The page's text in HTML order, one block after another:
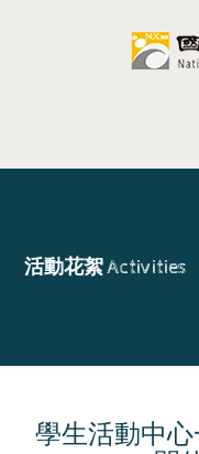
活動花絮Activities
學生活動中